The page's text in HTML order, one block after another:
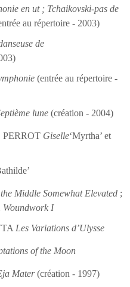
en ut ; Tchaikovski-pas de
au répertoire - 2003)
de
(entrée au répertoire -
lune (création - 2004)
Giselle‘Myrtha’ et
Middle Somewhat Elevated ;
Woundwork I
Les Variations d’Ulysse
of the Moon
Mater(création - 1997)